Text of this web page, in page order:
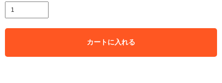
カートに入れる